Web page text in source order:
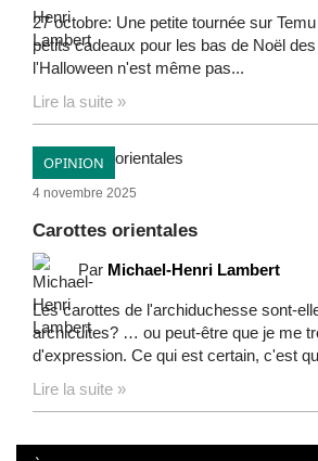
27 octobre: Une petite tournée sur
petits cadeaux pour les bas de Noël
l'Halloween n'est même pas...
Lire la suite »
OPINION
4 novembre 2025
Carottes orientales
Par Michael-Henri Lambert
Les carottes de l'archiduchesse sont-
archicuites? … ou peut-être que je me
d'expression. Ce qui est certain, c'est
Lire la suite »